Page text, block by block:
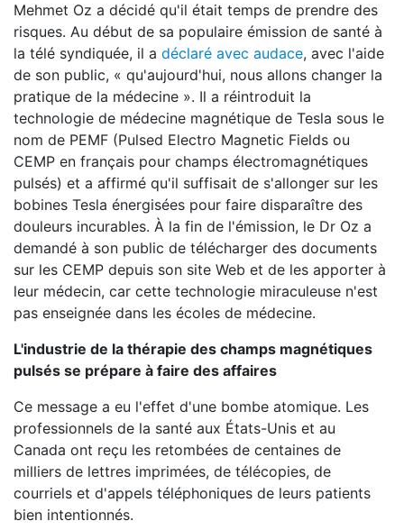
Mehmet Oz a décidé qu'il était temps de prendre des
risques. Au début de sa populaire émission de santé à
la télé syndiquée, il a déclaré avec audace, avec l'aide
de son public, « qu'aujourd'hui, nous allons changer la
pratique de la médecine ». Il a réintroduit la
technologie de médecine magnétique de Tesla sous le
nom de PEMF (Pulsed Electro Magnetic Fields ou
CEMP en français pour champs électromagnétiques
pulsés) et a affirmé qu'il suffisait de s'allonger sur les
bobines Tesla énergisées pour faire disparaître des
douleurs incurables. À la fin de l'émission, le Dr Oz a
demandé à son public de télécharger des documents
sur les CEMP depuis son site Web et de les apporter à
leur médecin, car cette technologie miraculeuse n'est
pas enseignée dans les écoles de médecine.
L'industrie de la thérapie des champs magnétiques
pulsés se prépare à faire des affaires
Ce message a eu l'effet d'une bombe atomique. Les
professionnels de la santé aux États-Unis et au
Canada ont reçu les retombées de centaines de
milliers de lettres imprimées, de télécopies, de
courriels et d'appels téléphoniques de leurs patients
bien intentionnés.